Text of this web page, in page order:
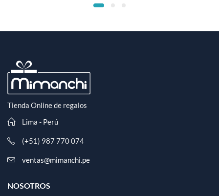
Tienda Online de regalos
Lima - Perú
(+51) 987 770 074
ventas@mimanchi.pe
NOSOTROS